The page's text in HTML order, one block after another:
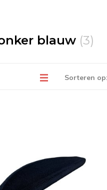
blauw (3)
Sorteren op: